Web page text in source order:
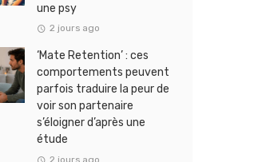
une psy
2 jours ago
‘Mate Retention’ : ces
comportements peuvent
parfois traduire la peur de
voir son partenaire
s’éloigner d’après une
étude
2 jours ago